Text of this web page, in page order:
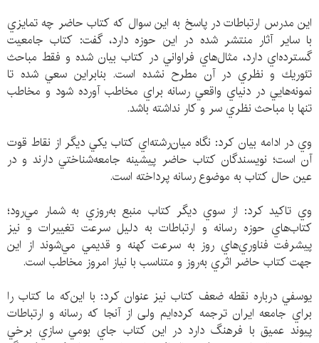
اين مدرس ارتباطات در پاسخ به اين سوال كه كتاب حاضر چه تمايزي
با ساير آثار منتشر شده در اين حوزه دارد، گفت: كتاب جامعيت
گسترده‌اي دارد، مثال‌هاي فراواني در كتاب بيان شده و فقط مباحث
تئوريك و نظري در آن مطرح نشده است. بنابراين سعي شده تا
نمونه‌هايي در دنياي واقعي رسانه براي مخاطب آورده شود و مخاطب
تنها با مباحث نظري سر و كار نداشته باشد.
وي در ادامه بيان كرد: نگاه ميان‌رشته‌اي كتاب يكي ديگر از نقاط قوت
آن است؛ نويسندگان كتاب حاضر پيشينه جامعه‌شناختي دارند و در
عين حال كتاب به موضوع رسانه پرداخته است.
وي تاكيد كرد: از سوي ديگر كتاب منبع به‌روزي به شمار مي‌رود؛
كتاب‌هاي حوزه رسانه و ارتباطات به دليل سرعت تغييرات و نيز
پيشرفت فناوري‌هاي روز به سرعت كهنه و قديمي مي‌شوند از اين
جهت كتاب حاضر اثري به‌روز و متناسب با نياز امروز مخاطب است.
يوسفي درباره نقطه ضعف كتاب نيز عنوان كرد: با اين‌كه ما كتاب را
براي جامعه ايران ترجمه كرده‌ايم ولی از آنجا كه رسانه و ارتباطات
پيوند عميق با فرهنگ دارد در اين كتاب جاي بومي سازي برخي